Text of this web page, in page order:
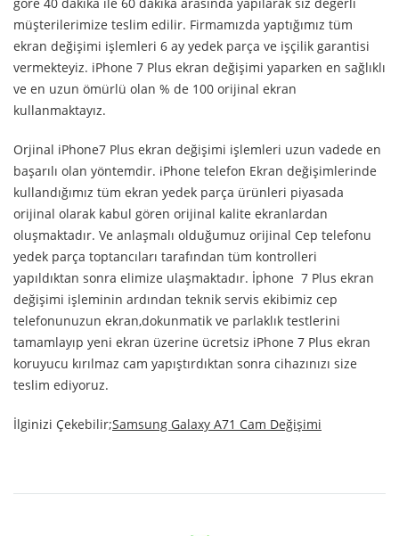
müşterilerimize teslim edilir. Firmamızda yaptığımız tüm
ekran değişimi işlemleri 6 ay yedek parça ve işçilik garantisi
vermekteyiz. iPhone 7 Plus ekran değişimi yaparken en sağlıklı
ve en uzun ömürlü olan % de 100 orijinal ekran
kullanmaktayız.
Orjinal iPhone7 Plus ekran değişimi işlemleri uzun vadede en
başarılı olan yöntemdir. iPhone telefon Ekran değişimlerinde
kullandığımız tüm ekran yedek parça ürünleri piyasada
orijinal olarak kabul gören orijinal kalite ekranlardan
oluşmaktadır. Ve anlaşmalı olduğumuz orijinal Cep telefonu
yedek parça toptancıları tarafından tüm kontrolleri
yapıldıktan sonra elimize ulaşmaktadır. İphone 7 Plus ekran
değişimi işleminin ardından teknik servis ekibimiz cep
telefonunuzun ekran,dokunmatik ve parlaklık testlerini
tamamlayıp yeni ekran üzerine ücretsiz iPhone 7 Plus ekran
koruyucu kırılmaz cam yapıştırdıktan sonra cihazınızı size
teslim ediyoruz.
İlginizi Çekebilir;Samsung Galaxy A71 Cam Değişimi